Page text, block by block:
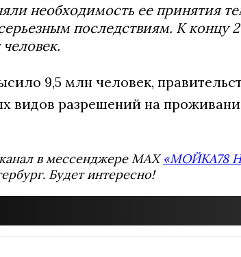
необходимость ее принятия
последствиям. К концу
9,5 млн человек,
видов разрешений на
в мессенджере MAX«МОЙКА78
Будет интересно!